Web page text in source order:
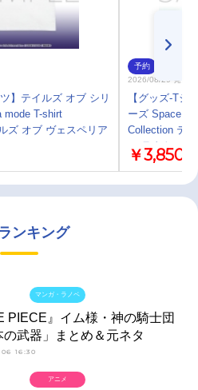
】テイルズ オブ シリ
mode T-shirt
ズ オブ ヴェスペリア
予約
2026/08/29 発売
【グッズ-Tシ
ーズ Space A
Collection テ
ア-ラタトス
￥3,850
ンキング
PIECE』イム様・神の騎士団
の武器」まとめ＆元ネタ
16:30
マンガ・ラノベ
アニメ